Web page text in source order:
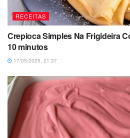
RECEITAS
Crepioca Simples Na Frigideira
10 minutos
17/05/2025, 21:37